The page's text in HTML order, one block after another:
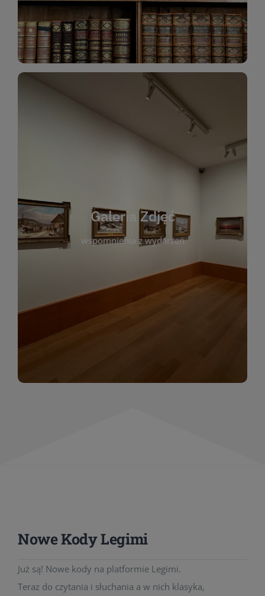
Katalog Zbiorów
Galeria Zdjęć
wspomnienia z wydarzeń
Galeria Zdjęć
wspomnienia z wydarzeń, spotkań i projektów
którym można zobaczyć, jak żyje nasza biblioteka
i jej społeczność. Zdjęcia dokumentują zarówno
uroczyste chwile, jak i codzienne aktywności
czytelników. Regularnie dodajemy nowe galerie,
by każdy mógł powrócić do wyjątkowych
momentów. Zapraszamy do obejrzenia,
wspominania i inspirowania się!
Nowe Kody Legimi
Już są! Nowe kody na platformie Legimi.
Teraz do czytania i słuchania a w nich klasyka,